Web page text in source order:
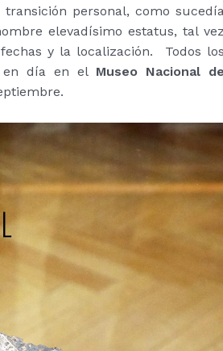
personal, como
elevadísimo estatus, tal
y la localización. Todos
en día en el Museo Nacional